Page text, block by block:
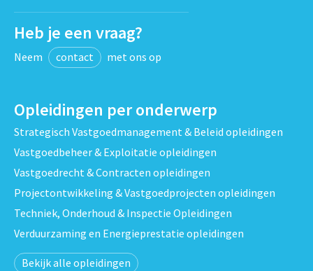
Heb je een vraag?
Neem contact met ons op
Opleidingen per onderwerp
Strategisch Vastgoedmanagement & Beleid opleidingen
Vastgoedbeheer & Exploitatie opleidingen
Vastgoedrecht & Contracten opleidingen
Projectontwikkeling & Vastgoedprojecten opleidingen
Techniek, Onderhoud & Inspectie Opleidingen
Verduurzaming en Energieprestatie opleidingen
Bekijk alle opleidingen